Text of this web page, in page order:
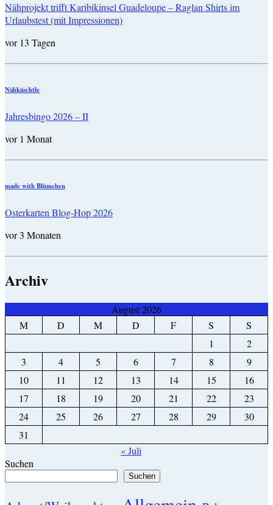
Nähprojekt trifft Karibikinsel Guadeloupe – Raglan Shirts im
Urlaubstest (mit Impressionen)
vor 13 Tagen
Nähkäschtle
Jahresbingo 2026 – II
vor 1 Monat
made with Blümchen
Osterkarten Blog-Hop 2026
vor 3 Monaten
Archiv
August 2026
M
D M D F S
S
1
2
3
4 5 6 7 8
9
10
11 12 13 14 15
16
17
18 19 20 21 22
23
24
25 26 27 28 29
30
31
« Juli
Suchen
Suchen